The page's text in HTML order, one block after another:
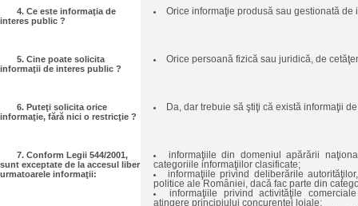
4. Ce este informaţia de
interes public ?
Orice informaţie produsă sau gestionată
5. Cine poate solicita
informaţii de interes public ?
Orice persoană fizică sau juridică, de
6. Puteţi solicita orice
informaţie, fără nici o restricţie ?
Da, dar trebuie să ştiţi că există informaţii
7. Conform Legii 544/2001,
sunt exceptate de la accesul liber
urmatoarele informaţii:
informaţiile din domeniul apărării
categoriile informaţiilor clasificate;
informaţiile privind deliberările
politice ale României, dacă fac parte din
informaţiile privind activităţile
atingere principiului concurenţei loiale;